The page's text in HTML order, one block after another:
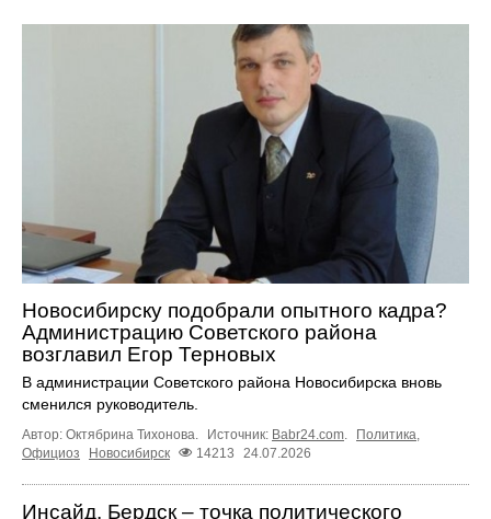
Новосибирску подобрали опытного кадра?
Администрацию Советского района
возглавил Егор Терновых
В администрации Советского района Новосибирска вновь
сменился руководитель.
Автор: Октябрина Тихонова. Источник: Babr24.com Политика
Официоз
Новосибирск 14213 24.07.2026
Инсайд. Бердск – точка политического